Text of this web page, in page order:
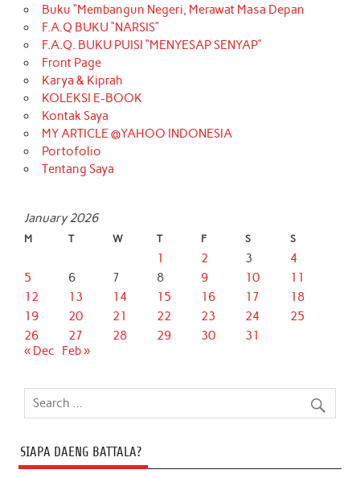
Buku “Membangun Negeri, Merawat Masa Depan
F.A.Q BUKU “NARSIS”
F.A.Q. BUKU PUISI “MENYESAP SENYAP”
Front Page
Karya & Kiprah
KOLEKSI E-BOOK
Kontak Saya
MY ARTICLE @YAHOO INDONESIA
Portofolio
Tentang Saya
January 2026
M T W T F S S
1 2 3
4
5
6 7 8 9 10
11
12
13 14 15 16 17
18
19
20 21 22 23 24
25
26
27 28 29 30
31
« Dec
Feb »
SIAPA DAENG BATTALA?